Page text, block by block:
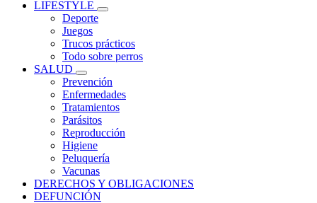
LIFESTYLE
Deporte
Juegos
Trucos prácticos
Todo sobre perros
SALUD
Prevención
Enfermedades
Tratamientos
Parásitos
Reproducción
Higiene
Peluquería
Vacunas
DERECHOS Y OBLIGACIONES
DEFUNCIÓN